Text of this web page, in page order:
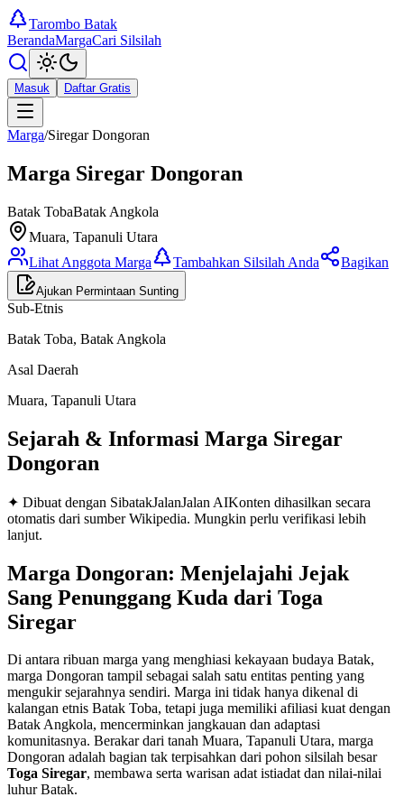
Tarombo Batak
BerandaMargaCari Silsilah
Masuk Daftar Gratis
Marga/Siregar Dongoran
Marga Siregar Dongoran
Batak TobaBatak Angkola
Muara, Tapanuli Utara
Lihat Anggota Marga
Tambahkan Silsilah Anda Bagikan
Ajukan Permintaan Sunting
Sub-Etnis
Batak Toba, Batak Angkola
Asal Daerah
Muara, Tapanuli Utara
Sejarah & Informasi Marga Siregar
Dongoran
✦ Dibuat dengan SibatakJalanJalan AIKonten dihasilkan secara
otomatis dari sumber Wikipedia. Mungkin perlu verifikasi lebih
lanjut.
Marga Dongoran: Menjelajahi Jejak
Sang Penunggang Kuda dari Toga
Siregar
Di antara ribuan marga yang menghiasi kekayaan budaya Batak,
marga Dongoran tampil sebagai salah satu entitas penting yang
mengukir sejarahnya sendiri. Marga ini tidak hanya dikenal di
kalangan etnis Batak Toba, tetapi juga memiliki afiliasi kuat dengan
Batak Angkola, mencerminkan jangkauan dan adaptasi
komunitasnya. Berakar dari tanah Muara, Tapanuli Utara, marga
Dongoran adalah bagian tak terpisahkan dari pohon silsilah besar
Toga Siregar, membawa serta warisan adat istiadat dan nilai-nilai
luhur Batak.